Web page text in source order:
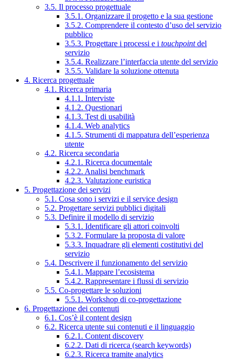
3.5. Il processo progettuale
3.5.1. Organizzare il progetto e la sua gestione
3.5.2. Comprendere il contesto d’uso del servizio
pubblico
3.5.3. Progettare i processi e i touchpointdel
servizio
3.5.4. Realizzare l’interfaccia utente del servizio
3.5.5. Validare la soluzione ottenuta
4. Ricerca progettuale
4.1. Ricerca primaria
4.1.1. Interviste
4.1.2. Questionari
4.1.3. Test di usabilità
4.1.4. Web analytics
4.1.5. Strumenti di mappatura dell’esperienza
utente
4.2. Ricerca secondaria
4.2.1. Ricerca documentale
4.2.2. Analisi benchmark
4.2.3. Valutazione euristica
5. Progettazione dei servizi
5.1. Cosa sono i servizi e il service design
5.2. Progettare servizi pubblici digitali
5.3. Definire il modello di servizio
5.3.1. Identificare gli attori coinvolti
5.3.2. Formulare la proposta di valore
5.3.3. Inquadrare gli elementi costitutivi del
servizio
5.4. Descrivere il funzionamento del servizio
5.4.1. Mappare l’ecosistema
5.4.2. Rappresentare i flussi di servizio
5.5. Co-progettare le soluzioni
5.5.1. Workshop di co-progettazione
6. Progettazione dei contenuti
6.1. Cos’è il content design
6.2. Ricerca utente sui contenuti e il linguaggio
6.2.1. Content discovery
6.2.2. Dati di ricerca (search keywords)
6.2.3. Ricerca tramite analytics